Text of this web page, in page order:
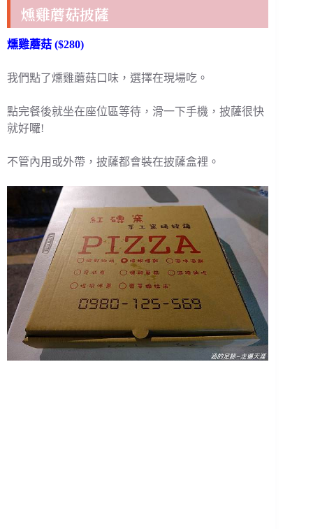
燻雞蘑菇披薩
燻雞蘑菇 ($280)
我們點了燻雞蘑菇口味，選擇在現場吃。
點完餐後就坐在座位區等待，滑一下手機，披薩很快
就好囉!
不管內用或外帶，披薩都會裝在披薩盒裡。